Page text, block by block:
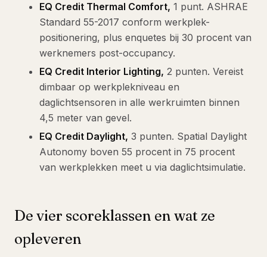
EQ Credit Thermal Comfort, 1 punt. ASHRAE
Standard 55-2017 conform werkplek-
positionering, plus enquetes bij 30 procent van
werknemers post-occupancy.
EQ Credit Interior Lighting, 2 punten. Vereist
dimbaar op werkplekniveau en
daglichtsensoren in alle werkruimten binnen
4,5 meter van gevel.
EQ Credit Daylight, 3 punten. Spatial Daylight
Autonomy boven 55 procent in 75 procent
van werkplekken meet u via daglichtsimulatie.
De vier scoreklassen en wat ze
opleveren